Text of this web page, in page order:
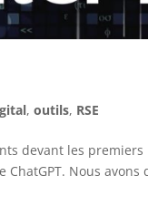
,outils, RSE
devant les
Nous